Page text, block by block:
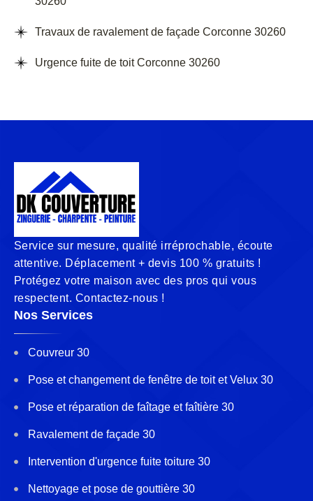
Travaux de ravalement de façade Corconne 30260
Urgence fuite de toit Corconne 30260
Service sur mesure, qualité irréprochable, écoute
attentive. Déplacement + devis 100 % gratuits !
Protégez votre maison avec des pros qui vous
respectent. Contactez-nous !
Nos Services
Couvreur 30
Pose et changement de fenêtre de toit et Velux 30
Pose et réparation de faîtage et faîtière 30
Ravalement de façade 30
Intervention d'urgence fuite toiture 30
Nettoyage et pose de gouttière 30